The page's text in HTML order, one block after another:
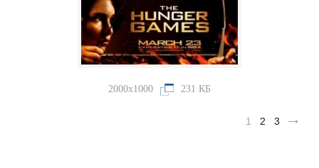
2000x1000 231 КБ
1 2 3